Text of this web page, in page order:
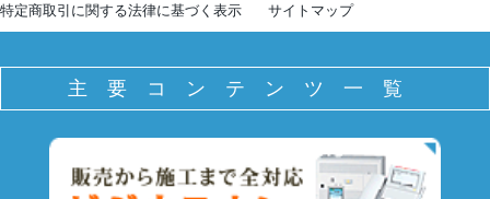
特定商取引に関する法律に基づく表示
サイトマップ
主要コンテンツ一覧